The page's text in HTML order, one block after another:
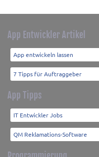
App Entwickler Artikel
App entwickeln lassen
7 Tipps für Auftraggeber
App Tipps
IT Entwickler Jobs
QM Reklamations-Software